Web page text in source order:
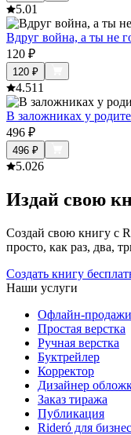
5.01
Вдруг война, а ты не
120 ₽
120 ₽
4.511
В заложниках у
496 ₽
496 ₽
5.026
Издай свою
Создай свою книгу с
просто, как раз, два,
Создать книгу
Наши услуги
Офлайн-продажи
Простая верстка
Ручная верстка
Буктрейлер
Корректор
Дизайнер
Заказ тиража
Публикация
Rideró для